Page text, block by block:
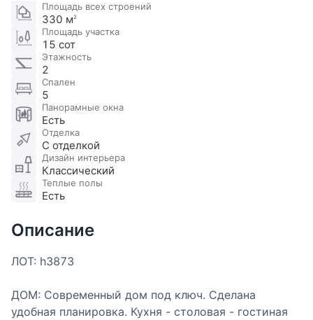
Площадь всех строений
330 м2
Площадь участка
15 сот
Этажность
2
Спален
5
Панорамные окна
Есть
Отделка
С отделкой
Дизайн интерьера
Классический
Теплые полы
Есть
Описание
ЛОТ: h3873
ДОМ: Современный дом под ключ. Сделана
удобная планировка. Кухня - столовая - гостиная